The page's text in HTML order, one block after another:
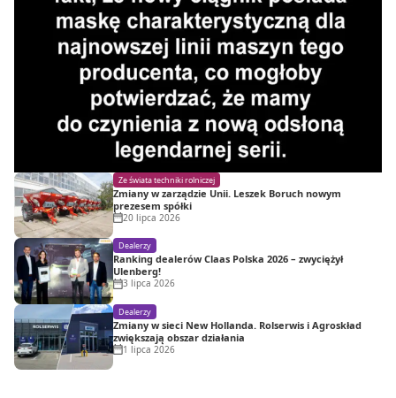
Ze świata techniki rolniczej
Zmiany w zarządzie Unii. Leszek Boruch nowym
prezesem spółki
20 lipca 2026
Dealerzy
Ranking dealerów Claas Polska 2026 – zwyciężył
Ulenberg!
3 lipca 2026
Dealerzy
Zmiany w sieci New Hollanda. Rolserwis i Agroskład
zwiększają obszar działania
1 lipca 2026